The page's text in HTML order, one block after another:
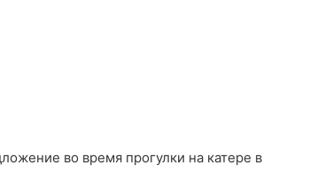
во время прогулки на катере в